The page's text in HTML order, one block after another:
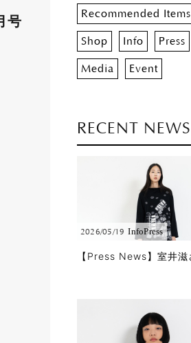
号
Recommended Items
Shop Info Press
Media Event
RECENT NEWS
2026/05/19 InfoPress